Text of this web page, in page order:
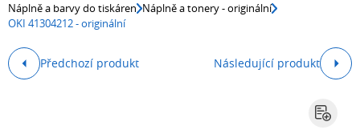
Náplně a barvy do tiskáren Náplně a tonery - originální
OKI 41304212 - originální
Předchozí produkt Následující produkt